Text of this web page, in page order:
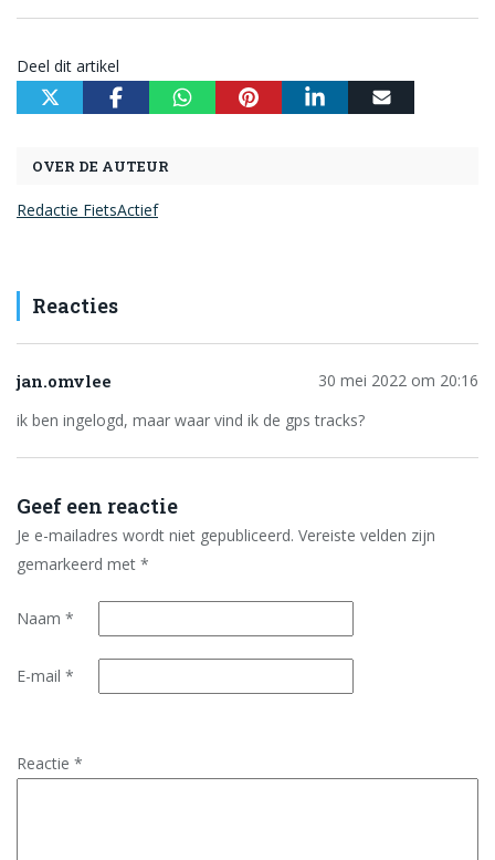
Deel dit artikel
OVER DE AUTEUR
Redactie FietsActief
Reacties
jan.omvlee
30 mei 2022 om 20:16
ik ben ingelogd, maar waar vind ik de gps tracks?
Geef een reactie
Je e-mailadres wordt niet gepubliceerd. Vereiste velden zijn
gemarkeerd met *
Naam *
E-mail *
Reactie *